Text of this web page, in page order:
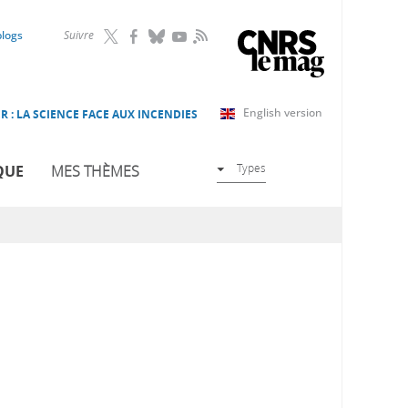
Suivre RSS
English version
: LA SCIENCE FACE AUX INCENDIES
MES THÈMES Types